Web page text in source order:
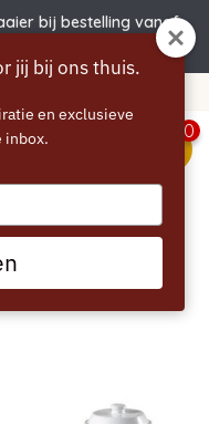
bij bestelling vanaf
0
jij bij ons thuis.
en exclusieve
inbox.